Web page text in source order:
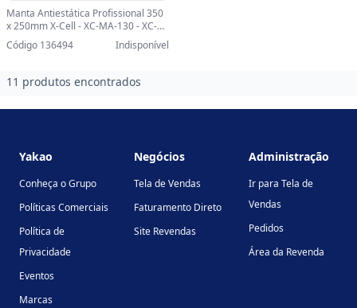
Manta Antiestática Profissional 350
x 250mm X-Cell - XC-MA-130 - XC-
MA-130
Código 136494 Indisponível
11 produtos encontrados
Yakao
Conheça o Grupo
Políticas Comerciais
Política de
Privacidade
Eventos
Marcas
Negócios
Tela de Vendas
Faturamento Direto
Site Revendas
Administração
Ir para Tela de
Vendas
Pedidos
Área da Revenda